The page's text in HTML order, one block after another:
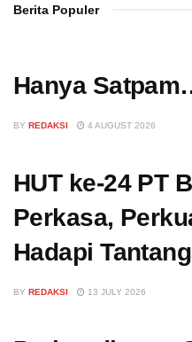
Berita Populer
Hanya
BY REDAKSI 4 AUGUST 2026
HUT ke-24 PT
Perkasa,
Hadapi
BY REDAKSI 13 JULY 2026